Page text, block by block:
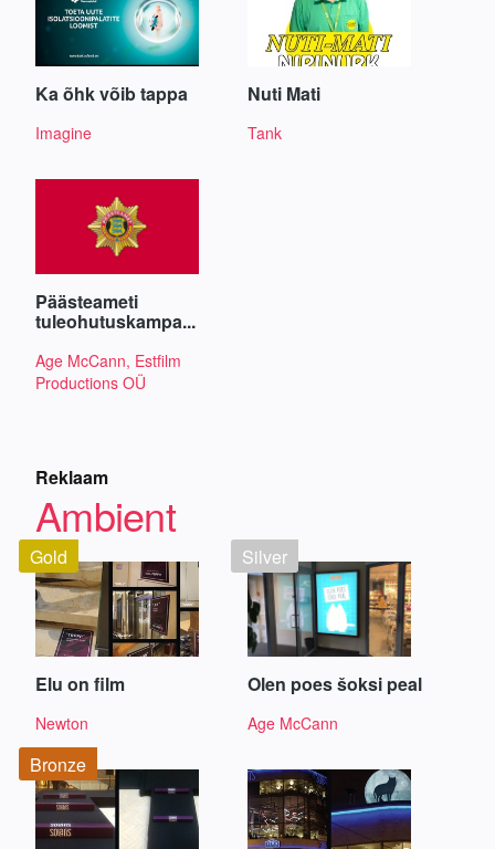
Ka õhk võib tappa
Imagine
Nuti Mati
Tank
Päästeameti
tuleohutuskampa...
Age McCann, Estfilm
Productions OÜ
Reklaam
Ambient
Elu on film
Newton
Gold
Olen poes šoksi peal
Age McCann
Silver
Bronze